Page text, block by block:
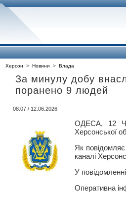
Херсон > Новини > Влада
За минулу добу
поранено 9 людей
08:07 / 12.06.2026
ОДЕСА, 12
Херсонської
Як
каналі
У
Оперативна